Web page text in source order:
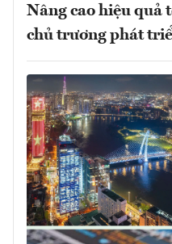
Nâng cao hiệu quả
chủ trương phát